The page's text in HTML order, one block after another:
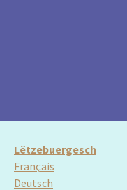
Lëtzebuergesch
Français
Deutsch